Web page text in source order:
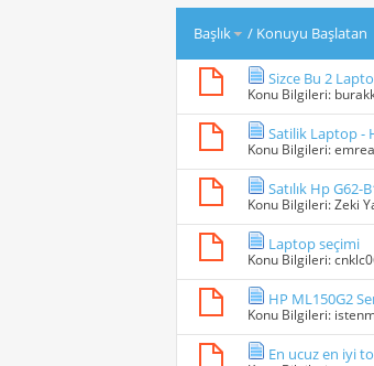
Başlık / Konuyu Başlatan
Sizce Bu 2
Konu Bilgileri:
Satilik Laptop -
Konu Bilgileri:
Satılık Hp G62-
Konu Bilgileri:Zeki
Laptop seçimi
Konu Bilgileri:
HP ML150G2
Konu Bilgileri:
En ucuz en iyi